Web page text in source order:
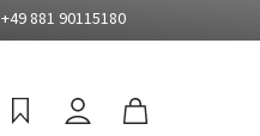
+49 881 90115180